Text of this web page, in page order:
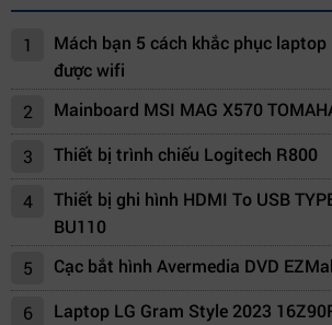
1
Mách bạn 5 cách khắc phục
được wifi
2
Mainboard MSI MAG X570
3 Thiết bị trình chiếu Logitech R800
4
Thiết bị ghi hình HDMI To USB
BU110
5
Cạc bắt hình Avermedia DVD
6
Laptop LG Gram Style 2023